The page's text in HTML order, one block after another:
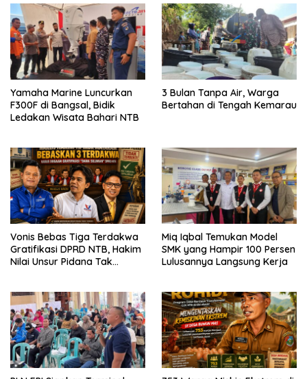
Yamaha Marine Luncurkan
F300F di Bangsal, Bidik
Ledakan Wisata Bahari NTB
3 Bulan Tanpa Air, Warga
Bertahan di Tengah Kemarau
Vonis Bebas Tiga Terdakwa
Gratifikasi DPRD NTB, Hakim
Nilai Unsur Pidana Tak
Miq Iqbal Temukan Model
SMK yang Hampir 100 Persen
Lulusannya Langsung Kerja